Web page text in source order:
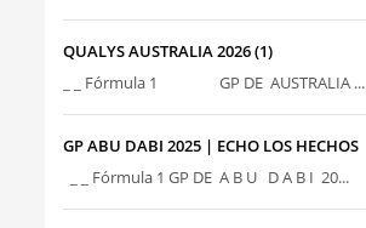
QUALYS AUSTRALIA 2026 (1)
_ _ Fórmula 1 GP DE AUSTRALIA ...
GP ABU DABI 2025 | ECHO LOS HECHOS
_ _ Fórmula 1 GP DE A B U D A B I 20...